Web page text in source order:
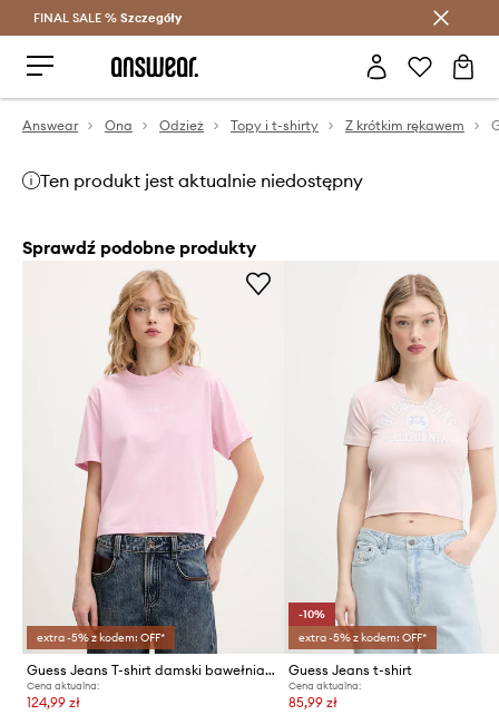
Oszczędzaj z Answear Club >
FINAL SALE % Szczegóły
Answear Ona Odzież Topy i t-shirty Z krótkim rękawem
Ten produkt jest aktualnie niedostępny
Sprawdź podobne produkty
extra -5% z kodem: OFF*
Guess Jeans T-shirt damski bawełniany
Cena aktualna:
124,99 zł
-10%
extra -5% z kodem: OFF*
Guess Jeans t-shirt
Cena aktualna:
85,99 zł